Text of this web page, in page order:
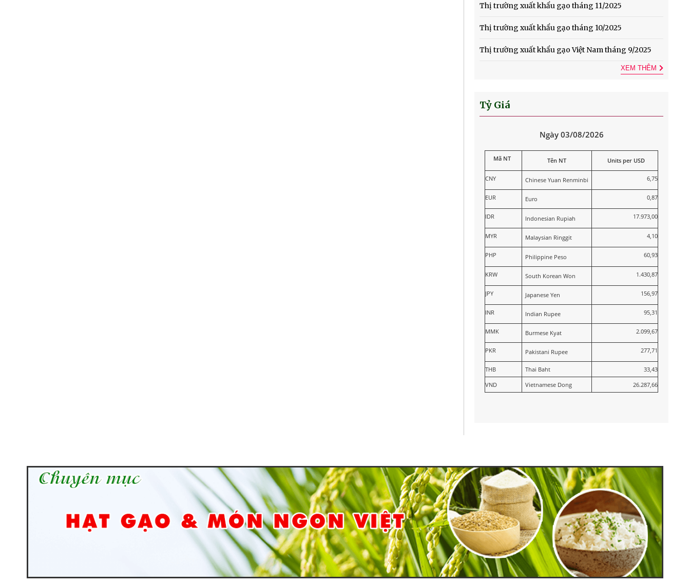
Thị trường xuất khẩu gạo tháng 11/2025
Thị trường xuất khẩu gạo tháng 10/2025
Thị trường xuất khẩu gạo Việt Nam tháng 9/2025
XEM THÊM
Tỷ Giá
Ngày 03/08/2026
Mã NT Tên NT Units per USD
CNY Chinese Yuan Renminbi 6,75
EUR Euro 0,87
IDR Indonesian Rupiah 17.973,00
MYR Malaysian Ringgit 4,10
PHP Philippine Peso 60,93
KRW South Korean Won 1.430,87
JPY Japanese Yen 156,97
INR Indian Rupee 95,31
MMK Burmese Kyat 2.099,67
PKR Pakistani Rupee 277,71
THB Thai Baht
33,43
VND
Vietnamese Dong 26.287,66